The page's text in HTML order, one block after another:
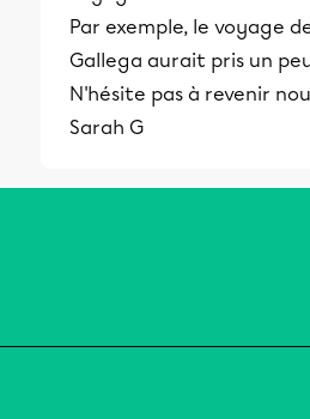
Par exemple, le voyage
Gallega aurait pris un
N'hésite pas à revenir
Sarah G